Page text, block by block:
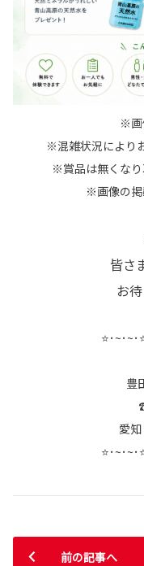
※画
※混雑状況により
※賞品は無くなり
※画像の掲
皆さ
お
⭐･~･~･
豊
愛
⭐･~･~･
前の記事へ